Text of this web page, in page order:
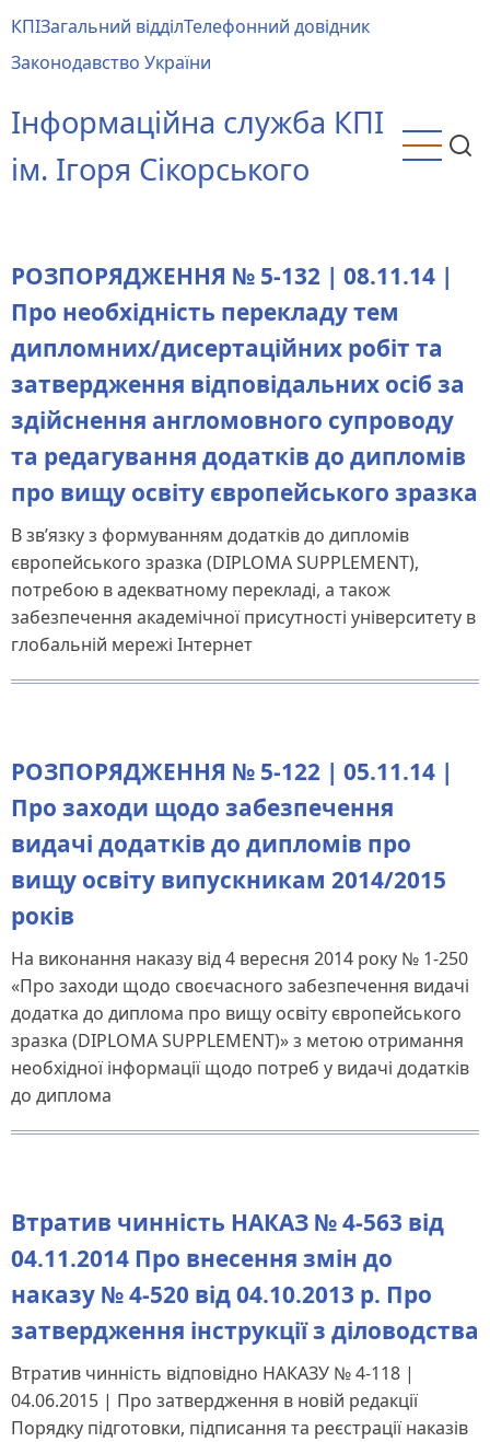
до
основного
КПІЗагальний відділТелефонний довідник
Законодавство України
Інформаційна служба КПІ
ім. Ігоря Сікорського
РОЗПОРЯДЖЕННЯ № 5-132 | 08.11.14 |
Про необхідність перекладу тем
дипломних/дисертаційних робіт та
затвердження відповідальних осіб за
здійснення англомовного супроводу
та редагування додатків до дипломів
про вищу освіту європейського зразка
В зв’язку з формуванням додатків до дипломів
європейського зразка (DIPLOMA SUPPLEMENT),
потребою в адекватному перекладі, а також
забезпечення академічної присутності університету в
глобальній мережі Інтернет
РОЗПОРЯДЖЕННЯ № 5-122 | 05.11.14 |
Про заходи щодо забезпечення
видачі додатків до дипломів про
вищу освіту випускникам 2014/2015
років
На виконання наказу від 4 вересня 2014 року № 1-250
«Про заходи щодо своєчасного забезпечення видачі
додатка до диплома про вищу освіту європейського
зразка (DIPLOMA SUPPLEMENT)» з метою отримання
необхідної інформації щодо потреб у видачі додатків
до диплома
Втратив чинність НАКАЗ № 4-563 від
04.11.2014 Про внесення змін до
наказу № 4-520 від 04.10.2013 р. Про
затвердження інструкції з діловодства
Втратив чинність відповідно НАКАЗУ № 4-118 |
04.06.2015 | Про затвердження в новій редакції
Порядку підготовки, підписання та реєстрації наказів